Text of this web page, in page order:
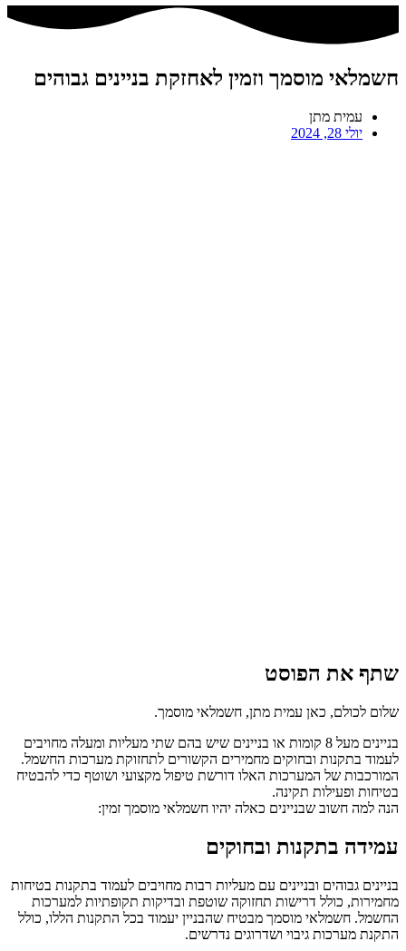
חשמלאי מוסמך וזמין לאחזקת בניינים גבוהים
עמית מתן
יולי 28, 2024
שתף את הפוסט
שלום לכולם, כאן עמית מתן, חשמלאי מוסמך.
בניינים מעל 8 קומות או בניינים שיש בהם שתי מעליות ומעלה מחויבים
לעמוד בתקנות ובחוקים מחמירים הקשורים לתחזוקת מערכות החשמל.
המורכבות של המערכות האלו דורשת טיפול מקצועי ושוטף כדי להבטיח
בטיחות ופעילות תקינה.
הנה למה חשוב שבניינים כאלה יהיו חשמלאי מוסמך זמין:
עמידה בתקנות ובחוקים
בניינים גבוהים ובניינים עם מעליות רבות מחויבים לעמוד בתקנות בטיחות
מחמירות, כולל דרישות תחזוקה שוטפת ובדיקות תקופתיות למערכות
החשמל. חשמלאי מוסמך מבטיח שהבניין יעמוד בכל התקנות הללו, כולל
התקנת מערכות גיבוי ושדרוגים נדרשים.